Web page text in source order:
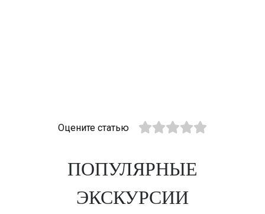
Оцените статью
ПОПУЛЯРНЫЕ
ЭКСКУРСИИ